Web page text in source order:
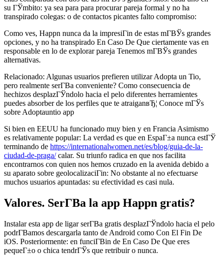
su ГЎmbito: ya sea para para procurar pareja formal y no ha
transpirado colegas: o de contactos picantes falto compromiso:
Como ves, Happn nunca da la impresiГіn de estas mГ­ВЎs grandes
opciones, y no ha transpirado En Caso De Que ciertamente vas en
responsable en lo de explorar pareja Tenemos mГ­ВЎs grandes
alternativas.
Relacionado: Algunas usuarios prefieren utilizar Adopta un Tio,
pero realmente serГ­В­a conveniente? Como consecuencia de
hechizos desplazГЎndolo hacia el pelo diferentes herramientes
puedes absorber de los perfiles que te atraiganвЂ¦ Conoce mГЎs
sobre Adoptauntio app
Si bien en EEUU ha funcionado muy bien y en Francia Asimismo
es relativamente popular: La verdad es que en EspaГ±a nunca estГЎ
terminando de https://internationalwomen.net/es/blog/guia-de-la-
ciudad-de-praga/calar. Su triunfo radica en que nos facilita
encontrarnos con quien nos hemos cruzado en la avenida debido a
su aparato sobre geolocalizaciГіn: No obstante al no efectuarse
muchos usuarios apuntadas: su efectividad es casi nula.
Valores. SerГ­В­a la app Happn gratis?
Instalar esta app de ligar serГ­В­a gratis desplazГЎndolo hacia el pelo
podrГ­В­amos descargarla tanto de Android como Con El Fin De
iOS. Posteriormente: en funciГ­Віn de En Caso De Que eres
pequeГ±o o chica tendrГЎs que retribuir o nunca.